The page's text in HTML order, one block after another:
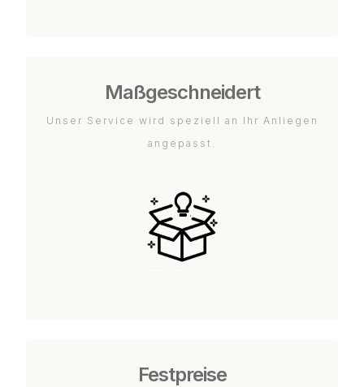
Maßgeschneidert
Unser Service wird speziell an Ihr Anliegen
angepasst.
Festpreise